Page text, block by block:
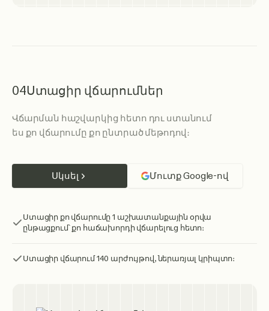
04Ստացիր վճարումներ
Վճարման հաշվարկից հետո դու ստանում
ես քո վճարումը քո ընտրած մեթոդով։
Սկսել Մուտք Google-ով
Ստացիր քո վճարումը 1 աշխատանքային օրվա
ընթացքում՝ քո հաճախորդի վճարելուց հետո։
Ստացիր վճարում 140 արժույթով, ներառյալ կրիպտո։